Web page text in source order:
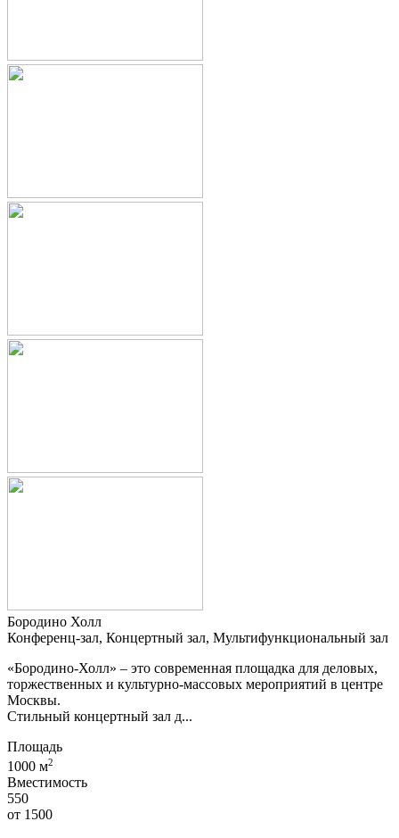
Бородино Холл
Конференц-зал, Концертный зал, Мультифункциональный зал
«Бородино-Холл» – это современная площадка для деловых,
торжественных и культурно-массовых мероприятий в центре
Москвы.
Стильный концертный зал д...
Площадь
1000 м2
Вместимость
550
от 1500